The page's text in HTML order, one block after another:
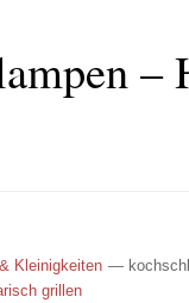
Kleinigkeiten —
grillen